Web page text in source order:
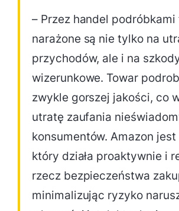
– Przez handel podróbkami
narażone są nie tylko na
przychodów, ale i na
wizerunkowe. Towar
zwykle gorszej jakości, co
utratę zaufania
konsumentów. Amazon
który działa proaktywnie i
rzecz bezpieczeństwa
minimalizując ryzyko